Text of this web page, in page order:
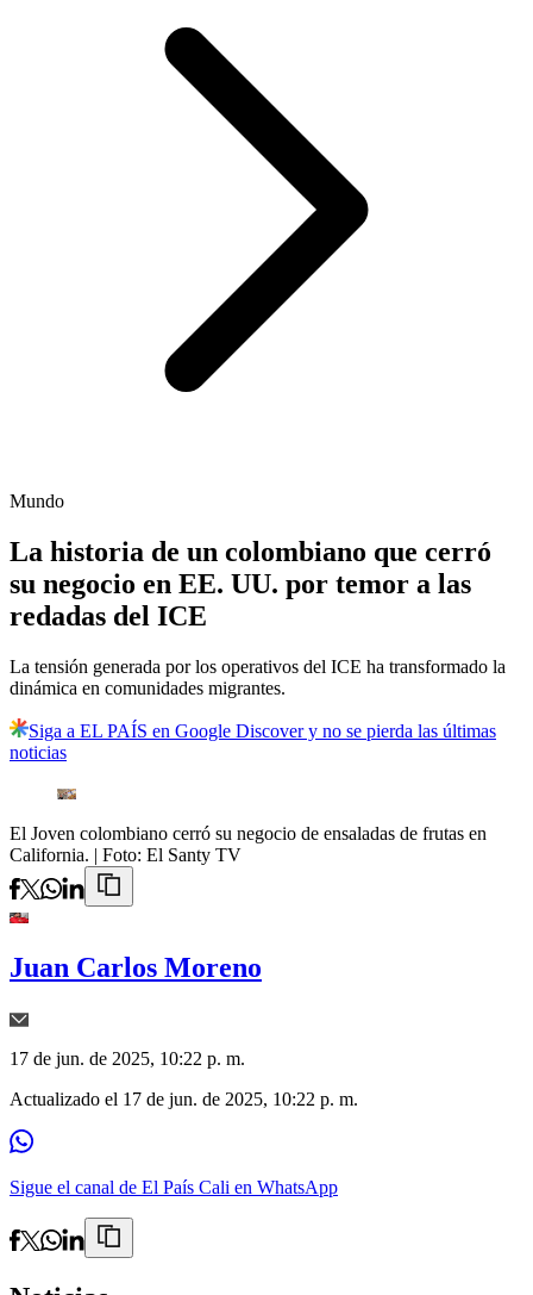
Mundo
La historia de un colombiano que cerró
su negocio en EE. UU. por temor a las
redadas del ICE
La tensión generada por los operativos del ICE ha transformado la
dinámica en comunidades migrantes.
Siga a EL PAÍS en Google Discover y no se pierda las últimas
noticias
El Joven colombiano cerró su negocio de ensaladas de frutas en
California. | Foto: El Santy TV
Juan Carlos Moreno
17 de jun. de 2025, 10:22 p. m.
Actualizado el 17 de jun. de 2025, 10:22 p. m.
Sigue el canal de El País Cali en WhatsApp